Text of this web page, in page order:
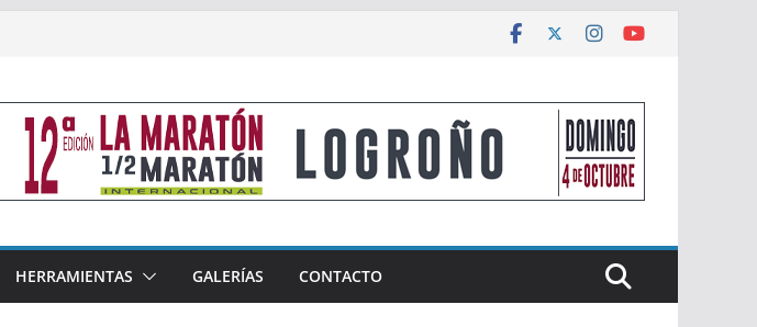
HERRAMIENTAS GALERÍAS CONTACTO